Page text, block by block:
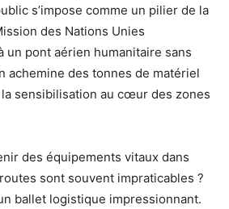
s’impose comme un pilier de la
des Nations Unies
un pont aérien humanitaire sans
achemine des tonnes de matériel
sensibilisation au cœur des zones
des équipements vitaux dans
sont souvent impraticables ?
ballet logistique impressionnant.